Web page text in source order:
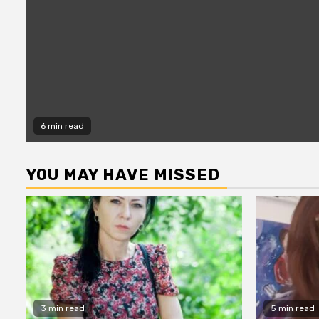
6 min read
YOU MAY HAVE MISSED
3 min read 5 min read